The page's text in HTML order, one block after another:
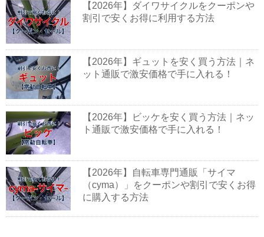
【2026年】ダイワサイクルをクーポンや
割引で安くお得に利用する方法
【2026年】ギュットを安く買う方法｜ネ
ット通販で激安価格で手に入れる！
【2026年】ビッケを安く買う方法｜ネッ
ト通販で激安価格で手に入れる！
【2026年】自転車専門通販「サイマ
（cyma）」をクーポンや割引で安くお得
に購入する方法